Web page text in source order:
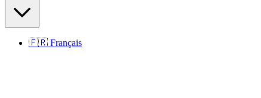
🇫🇷 Français